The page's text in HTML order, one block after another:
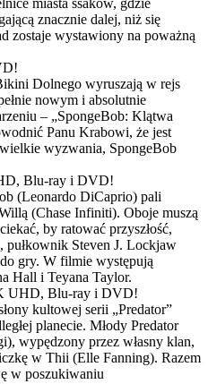
miasta ssaków, gdzie
znacznie dalej, niż się
zostaje wystawiony na poważną
Dolnego wyruszają w rejs
nowym i absolutnie
– „SpongeBob: Klątwa
Panu Krabowi, że jest
wyzwania, SpongeBob
Blu-ray i DVD!
(Leonardo DiCaprio) pali
(Chase Infiniti). Oboje muszą
by ratować przyszłość,
Steven J. Lockjaw
gry. W filmie występują
Hall i Teyana Taylor.
UHD, Blu-ray i DVD!
kultowej serii „Predator”
planecie. Młody Predator
wypędzony przez własny klan,
w Thii (Elle Fanning). Razem
w poszukiwaniu